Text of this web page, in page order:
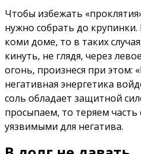
Чтобы избежать
нужно собрать до крупинки.
коми доме, то в таких
кинуть, не глядя, через
огонь, произнеся при этом:
негативная энергетика
соль обладает защитной
просыпаем, то теряем часть
уязвимыми для негатива.